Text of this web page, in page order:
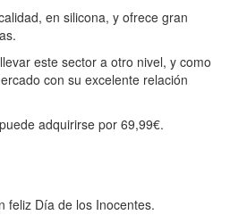
en silicona, y ofrece gran
este sector a otro nivel, y como
con su excelente relación
adquirirse por 69,99€.
feliz Día de los Inocentes.